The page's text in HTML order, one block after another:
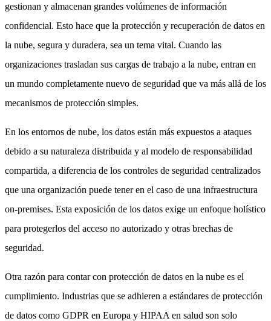
gestionan y almacenan grandes volúmenes de información
confidencial. Esto hace que la protección y recuperación de datos en
la nube, segura y duradera, sea un tema vital. Cuando las
organizaciones trasladan sus cargas de trabajo a la nube, entran en
un mundo completamente nuevo de seguridad que va más allá de los
mecanismos de protección simples.
En los entornos de nube, los datos están más expuestos a ataques
debido a su naturaleza distribuida y al modelo de responsabilidad
compartida, a diferencia de los controles de seguridad centralizados
que una organización puede tener en el caso de una infraestructura
on-premises. Esta exposición de los datos exige un enfoque holístico
para protegerlos del acceso no autorizado y otras brechas de
seguridad.
Otra razón para contar con protección de datos en la nube es el
cumplimiento. Industrias que se adhieren a estándares de protección
de datos como GDPR en Europa y HIPAA en salud son solo